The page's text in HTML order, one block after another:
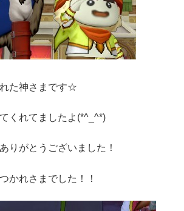
た神さまです☆
くれてましたよ(*^_^*)
りがとうございました！
かれさまでした！！